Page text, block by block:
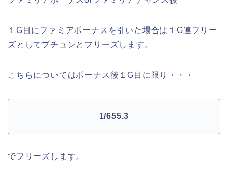
１G目にファミアボーナスを引いた場合は１G連フリー
ズとしてプチュンとフリーズします。
こちらについてはボーナス後１G目に限り・・・
1/655.3
でフリーズします。